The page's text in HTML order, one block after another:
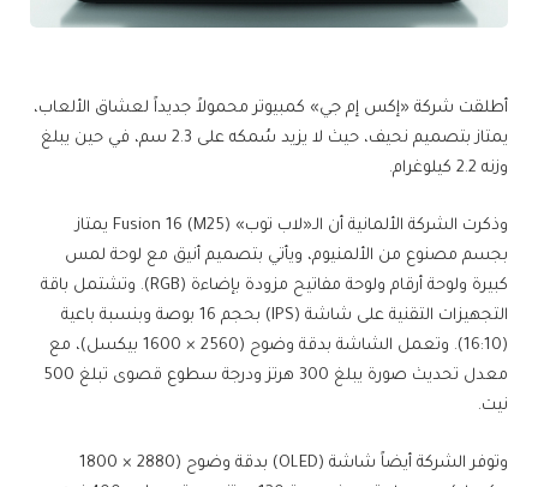
أطلقت شركة «إكس إم جي» كمبيوتر محمولاً جديداً لعشاق الألعاب،
يمتاز بتصميم نحيف، حيث لا يزيد سُمكه على 2.3 سم، في حين يبلغ
وزنه 2.2 كيلوغرام.
وذكرت الشركة الألمانية أن الـ«لاب توب» Fusion 16 (M25) يمتاز
بجسم مصنوع من الألمنيوم، ويأتي بتصميم أنيق مع لوحة لمس
كبيرة ولوحة أرقام ولوحة مفاتيح مزودة بإضاءة (RGB). وتشتمل باقة
التجهيزات التقنية على شاشة (IPS) بحجم 16 بوصة وبنسبة باعية
(16:10). وتعمل الشاشة بدقة وضوح (2560 × 1600 بيكسل)، مع
معدل تحديث صورة يبلغ 300 هرتز ودرجة سطوع قصوى تبلغ 500
نيت.
وتوفر الشركة أيضاً شاشة (OLED) بدقة وضوح (2880 × 1800